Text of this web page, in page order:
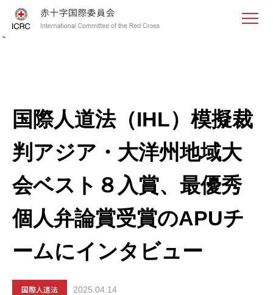
<
国際人道法（IHL）模擬裁
判アジア・大洋州地域大
会ベスト８入賞、最優秀
個人弁論賞受賞のAPUチ
ームにインタビュー
国際人道法 2025.04.14